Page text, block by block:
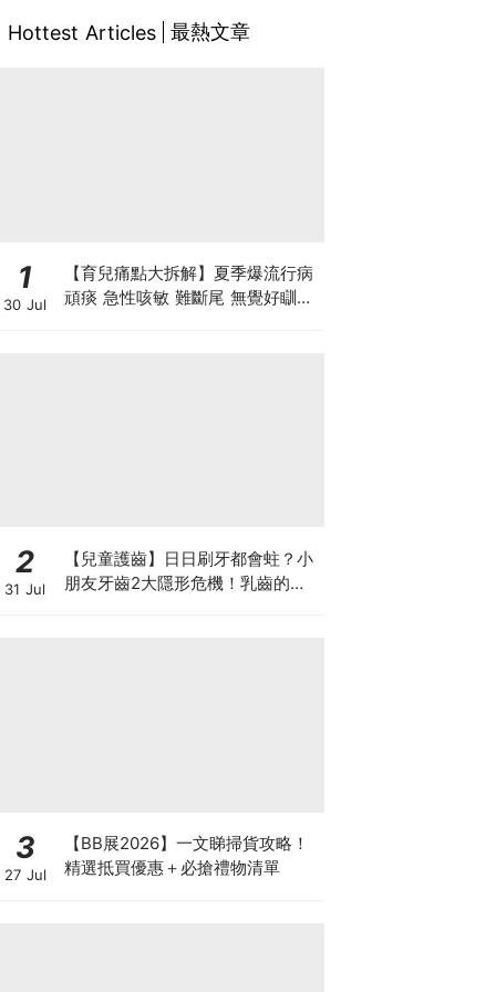
Hottest Articles 最熱文章
1
30 Jul
【育兒痛點大拆解】夏季爆流行病
頑痰 急性咳敏 難斷尾 無覺好瞓？
2
31 Jul
【兒童護齒】日日刷牙都會蛀？小
朋友牙齒2大隱形危機！乳齒的琺
3
27 Jul
【BB展2026】一文睇掃貨攻略！
精選抵買優惠＋必搶禮物清單